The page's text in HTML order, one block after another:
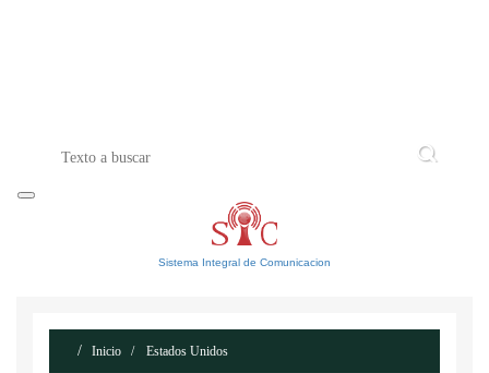
Sistema Integral de Comunicacion
Inicio Estados Unidos